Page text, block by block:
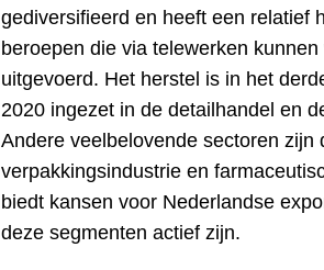
gediversifieerd en heeft een relatief
beroepen die via telewerken kunnen
uitgevoerd. Het herstel is in het
2020 ingezet in de detailhandel en
Andere veelbelovende sectoren zijn
verpakkingsindustrie en
biedt kansen voor Nederlandse
deze segmenten actief zijn.